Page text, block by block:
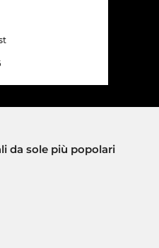
da sole più popolari